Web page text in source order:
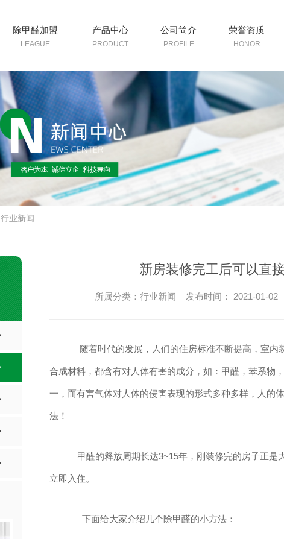
除甲醛加盟
LEAGUE
产品中心
PRODUCT
公司简介
PROFILE
荣誉资质
HONOR
行业新闻
新房装修完工后可以直
所属分类：行业新闻 发布时间： 2021-01-
随着时代的发展，人们的住房标准不断提高，室内
合成材料，都含有对人体有害的成分，如：甲醛，苯系物
一，而有害气体对人体的侵害表现的形式多种多样，人的
法！
甲醛的释放周期长达3~15年， 刚装修完的房子正是
立即入住。
下面给大家介绍几个除甲醛的小方法：